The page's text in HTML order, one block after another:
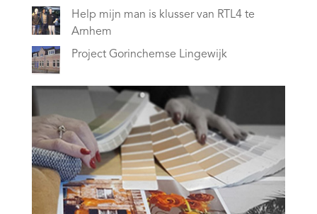
Help mijn man is klusser van RTL4 te
Arnhem
Project Gorinchemse Lingewijk